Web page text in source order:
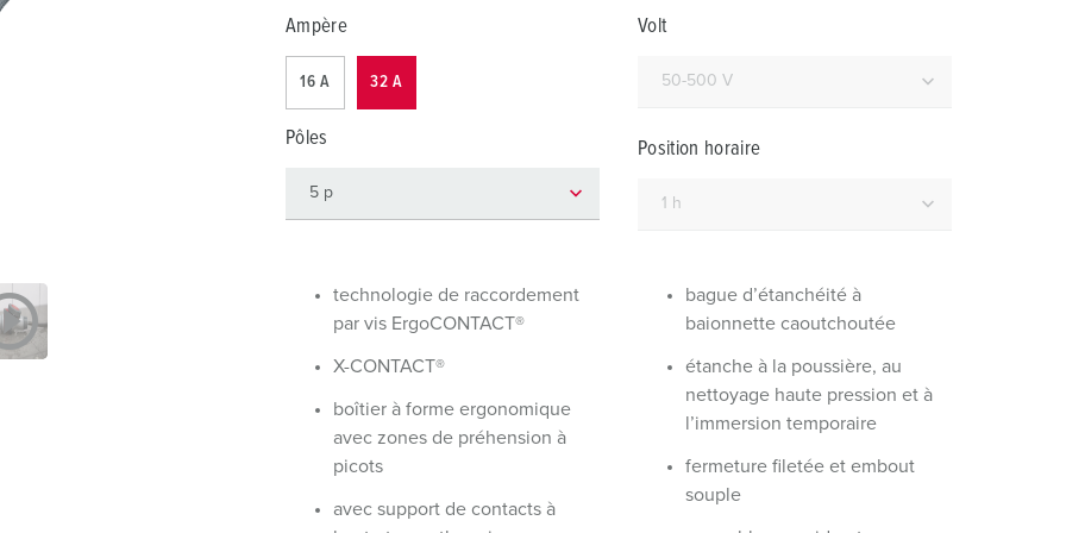
Transmission de données / réseautique
Produits avec extension et produits complémentaires
Connectique pour l‘événementiel
Ampère
16 A 32 A
Pôles
Volt
Position horaire
technologie de raccordement
par vis ErgoCONTACT®
X-CONTACT®
boîtier à forme ergonomique
avec zones de préhension à
picots
avec support de contacts à
bague d’étanchéité à
baionnette caoutchoutée
étanche à la poussière, au
nettoyage haute pression et à
l’immersion temporaire
fermeture filetée et embout
souple